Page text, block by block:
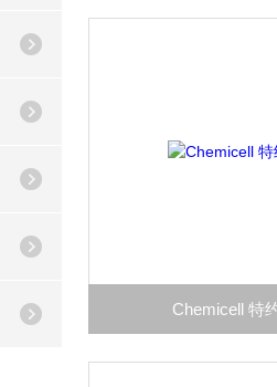
Chemicell 特